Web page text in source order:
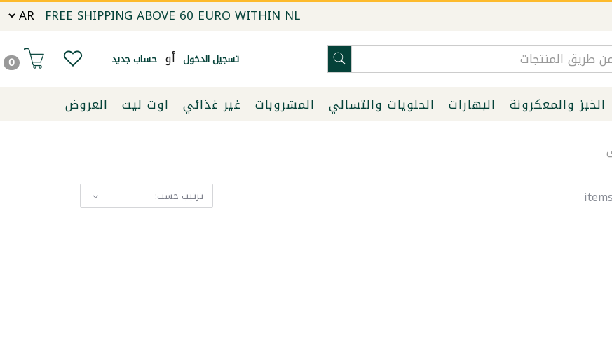
FREE SHIPPING ABOVE 60 EURO WITHIN NL
تسجيل الدخول أو حساب جديد 0
الخبز والمعكرونة البهارات الحلويات والتسالي المشروبات غير غذائي اوت ليت العروض
ترتيب حسب: